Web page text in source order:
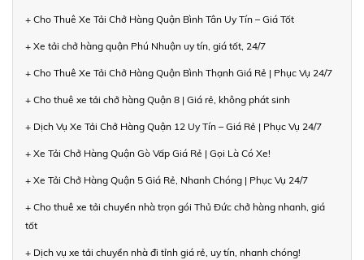
+ Cho Thuê Xe Tải Chở Hàng Quận Bình Tân Uy Tín – Giá Tốt
+ Xe tải chở hàng quận Phú Nhuận uy tín, giá tốt, 24/7
+ Cho Thuê Xe Tải Chở Hàng Quận Bình Thạnh Giá Rẻ | Phục Vụ 24/7
+ Cho thuê xe tải chở hàng Quận 8 | Giá rẻ, không phát sinh
+ Dịch Vụ Xe Tải Chở Hàng Quận 12 Uy Tín – Giá Rẻ | Phục Vụ 24/7
+ Xe Tải Chở Hàng Quận Gò Vấp Giá Rẻ | Gọi Là Có Xe!
+ Xe Tải Chở Hàng Quận 5 Giá Rẻ, Nhanh Chóng | Phục Vụ 24/7
+ Cho thuê xe tải chuyển nhà trọn gói Thủ Đức chở hàng nhanh, giá
tốt
+ Dịch vụ xe tải chuyển nhà đi tỉnh giá rẻ, uy tín, nhanh chóng!